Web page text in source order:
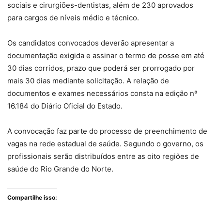
sociais e cirurgiões-dentistas, além de 230 aprovados
para cargos de níveis médio e técnico.
Os candidatos convocados deverão apresentar a
documentação exigida e assinar o termo de posse em até
30 dias corridos, prazo que poderá ser prorrogado por
mais 30 dias mediante solicitação. A relação de
documentos e exames necessários consta na edição nº
16.184 do Diário Oficial do Estado.
A convocação faz parte do processo de preenchimento de
vagas na rede estadual de saúde. Segundo o governo, os
profissionais serão distribuídos entre as oito regiões de
saúde do Rio Grande do Norte.
Compartilhe isso: